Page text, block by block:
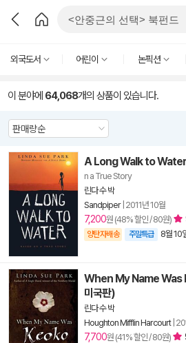
외국도서 어린이 논픽션
이 분야에 64,068개의 상품이 있습니다.
A Long Walk to
n a True Story
린다 수 박
Sandpiper| 2011년 10월
7,200원 (48% 할인 / 80원)
양탄자배송 주말특급 8월 10
When My Name
미국판)
린다 수 박
Houghton Mifflin Harcourt|
7,700원 (41% 할인 / 80원)